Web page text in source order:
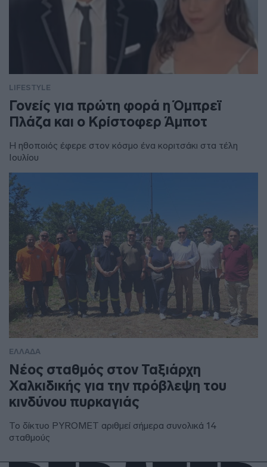
LIFESTYLE
Γονείς για πρώτη φορά η Όμπρεϊ
Πλάζα και ο Κρίστοφερ Άμποτ
Η ηθοποιός έφερε στον κόσμο ένα κοριτσάκι στα τέλη
Ιουλίου
ΕΛΛΑΔΑ
Νέος σταθμός στον Ταξιάρχη
Χαλκιδικής για την πρόβλεψη του
κινδύνου πυρκαγιάς
Το δίκτυο PYROMET αριθμεί σήμερα συνολικά 14
σταθμούς